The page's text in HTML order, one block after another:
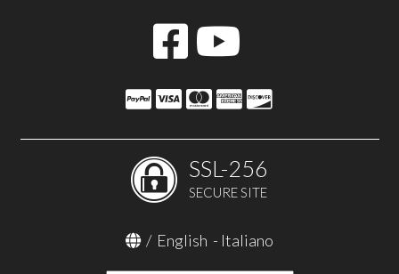
SSL-256
SECURE SITE
/ English - Italiano